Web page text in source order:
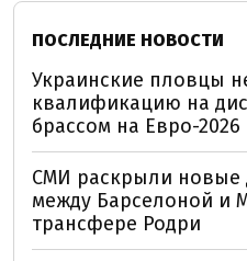
ПОСЛЕДНИЕ НОВОСТИ
Украинские пловцы
квалификацию на
брассом на Евро-2026
СМИ раскрыли новые
между Барселоной и
трансфере Родри